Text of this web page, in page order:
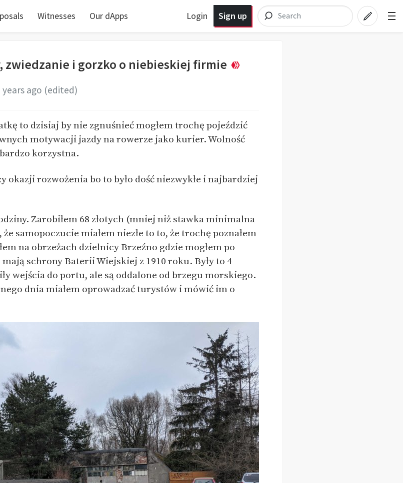
Witnesses Our dApps Login Sign up
zwiedzanie i gorzko o niebieskiej firmie
years ago (edited)
to dzisiaj by nie zgnuśnieć mogłem trochę pojeździć
motywacji jazdy na rowerze jako kurier. Wolność
korzystna.
okazji rozwożenia bo to było dość niezwykłe i najbardziej
Zarobiłem 68 złotych (mniej niż stawka minimalna
samopoczucie miałem niezłe to to, że trochę poznałem
na obrzeżach dzielnicy Brzeźno gdzie mogłem po
schrony Baterii Wiejskiej z 1910 roku. Były to 4
wejścia do portu, ale są oddalone od brzegu morskiego.
dnia miałem oprowadzać turystów i mówić im o